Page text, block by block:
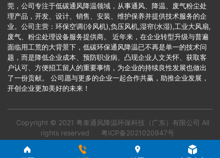
莞，公司专注于低碳通风降温领域，从事通风、降温、废气粉尘处
理产品，开发、设计、销售、安装、维护保养并提供技术服务的企
业。公司主营：环保空调(冷风机),负压风机,湿帘(水湿),工业大风扇,
废气、粉尘处理设备服务提供商。 近年来，在企业转型升级与普遍
面临用工荒的大背景下，低碳环保通风降温已不再是单一的技术问
题，而是降低企业成本、预防职业病、凸现企业人文关怀、获取客
户认可、方便招工留人的重要事情，为企业的持续良性发展也做出
了一份贡献。 公司愿与更多的企业一起合作共赢，助推企业发展，
开创企业更加美好的未来！
Copyright © 2021 粤泰通风降温环保科技（广东）有限公司 All
rights reserved
粤ICP备2021020947号
＊本站部分网页素材来源互联网，如有侵权请速告知，我们会在
24小时内删除修改＊